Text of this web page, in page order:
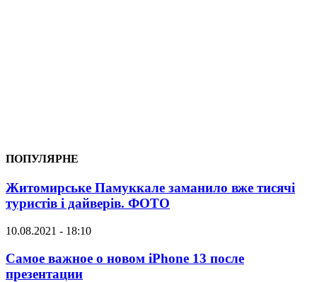
ПОПУЛЯРНЕ
Житомирське Памуккале заманило вже тисячі
туристів і дайверів. ФОТО
10.08.2021 - 18:10
Самое важное о новом iPhone 13 после
презентации